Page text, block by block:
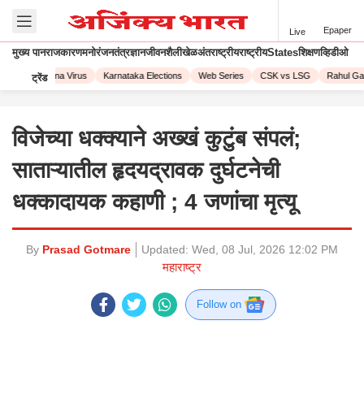
Live Epaper
मुख्य पानराजकारणमनोरंजनतंत्रज्ञानजीवनशैलीखेळअंतराष्ट्रीयराष्ट्रीयStatesशिक्षणव्हिडीओ
ट्रेंड
Corona Virus Karnataka Elections Web Series CSK vs LSG Rahul
विजेच्या धक्क्याने अख्खं कुटुंब संपलं;
साताऱ्यातील हृदयद्रावक दुर्घटनेची
धक्कादायक कहाणी ; 4 जणांचा मृत्यू
By Prasad Gotmare Updated: Wed, 08 Jul, 2026 12:02 PM
महाराष्ट्र
Follow on